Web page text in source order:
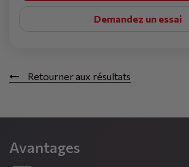
Demandez un essai
Retourner aux résultats
Avantages